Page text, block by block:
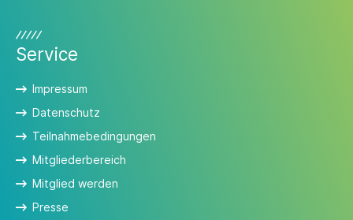
Service
Impressum
Datenschutz
Teilnahmebedingungen
Mitgliederbereich
Mitglied werden
Presse